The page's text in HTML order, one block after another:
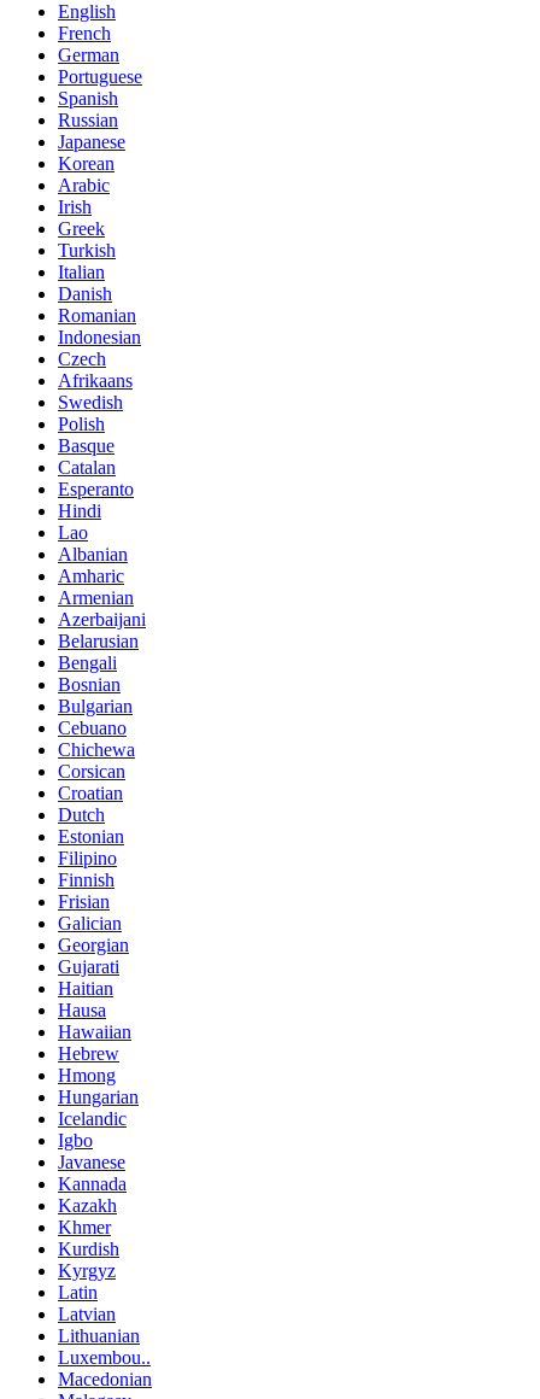
English
French
German
Portuguese
Spanish
Russian
Japanese
Korean
Arabic
Irish
Greek
Turkish
Italian
Danish
Romanian
Indonesian
Czech
Afrikaans
Swedish
Polish
Basque
Catalan
Esperanto
Hindi
Lao
Albanian
Amharic
Armenian
Azerbaijani
Belarusian
Bengali
Bosnian
Bulgarian
Cebuano
Chichewa
Corsican
Croatian
Dutch
Estonian
Filipino
Finnish
Frisian
Galician
Georgian
Gujarati
Haitian
Hausa
Hawaiian
Hebrew
Hmong
Hungarian
Icelandic
Igbo
Javanese
Kannada
Kazakh
Khmer
Kurdish
Kyrgyz
Latin
Latvian
Lithuanian
Luxembou..
Macedonian